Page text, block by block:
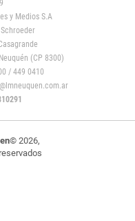
y Medios S.A
(CP 8300)
/ 449 0410
© 2026,